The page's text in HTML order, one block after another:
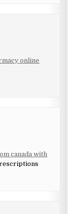
online
canada with